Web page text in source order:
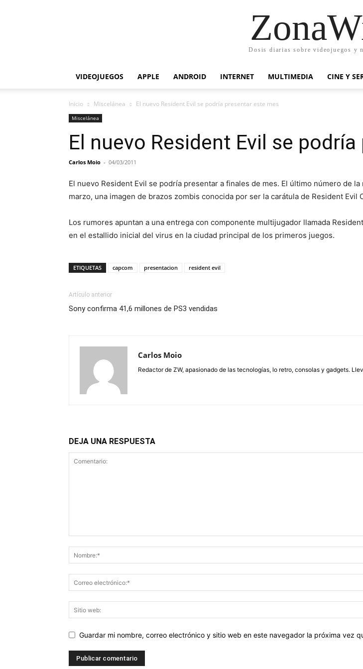
Dosis diarias sobre videojuegos y
VIDEOJUEGOS APPLE ANDROID INTERNET MULTIMEDIA CINE Y
Inicio Miscelánea El nuevo Resident Evil se podría presentar este mes
Miscelánea
El nuevo Resident Evil se
Carlos Moio - 04/03/2011
El nuevo Resident Evil se podría presentar a finales de mes. El último número de
marzo, una imagen de brazos zombis conocida por ser la carátula de Resident Evil
Los rumores apuntan a una entrega con componente multijugador llamada
en el estallido inicial del virus en la ciudad principal de los primeros juegos.
ETIQUETAS capcom presentacion resident evil
Artículo anterior
Sony confirma 41,6 millones de PS3 vendidas
Carlos Moio
Redactor de ZW, apasionado de las tecnologías, lo retro, consolas y gadgets.
DEJA UNA RESPUESTA
Guardar mi nombre, correo electrónico y sitio web en este navegador la próxima vez